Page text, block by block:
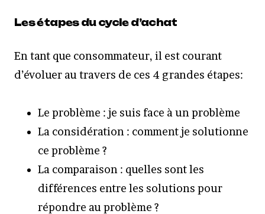
Les étapes du cycle d’achat
En tant que consommateur, il est courant
d’évoluer au travers de ces 4 grandes étapes:
Le problème : je suis face à un problème
La considération : comment je solutionne
ce problème ?
La comparaison : quelles sont les
différences entre les solutions pour
répondre au problème ?